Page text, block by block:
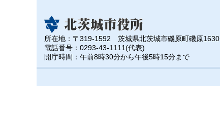
所在地：〒319-1592 茨城県北茨城市磯原町磯原1630
電話番号：0293-43-1111(代表)
開庁時間：午前8時30分から午後5時15分まで